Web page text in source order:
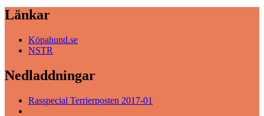
Länkar
Köpahund.se
NSTR
Nedladdningar
Rasspecial Terrierposten 2017-01